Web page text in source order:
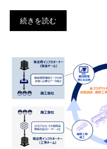
続きを読む